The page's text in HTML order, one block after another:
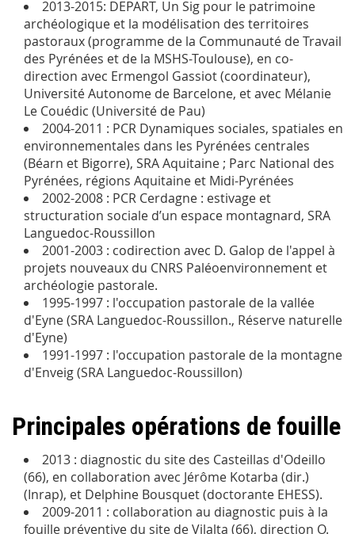
2013-2015: DEPART, Un Sig pour le patrimoine
archéologique et la modélisation des territoires
pastoraux (programme de la Communauté de Travail
des Pyrénées et de la MSHS-Toulouse), en co-
direction avec Ermengol Gassiot (coordinateur),
Université Autonome de Barcelone, et avec Mélanie
Le Couédic (Université de Pau)
2004-2011 : PCR Dynamiques sociales, spatiales en
environnementales dans les Pyrénées centrales
(Béarn et Bigorre), SRA Aquitaine ; Parc National des
Pyrénées, régions Aquitaine et Midi-Pyrénées
2002-2008 : PCR Cerdagne : estivage et
structuration sociale d’un espace montagnard, SRA
Languedoc-Roussillon
2001-2003 : codirection avec D. Galop de l'appel à
projets nouveaux du CNRS Paléoenvironnement et
archéologie pastorale.
1995-1997 : l'occupation pastorale de la vallée
d'Eyne (SRA Languedoc-Roussillon., Réserve naturelle
d'Eyne)
1991-1997 : l'occupation pastorale de la montagne
d'Enveig (SRA Languedoc-Roussillon)
Principales opérations de fouille
2013 : diagnostic du site des Casteillas d'Odeillo
(66), en collaboration avec Jérôme Kotarba (dir.)
(Inrap), et Delphine Bousquet (doctorante EHESS).
2009-2011 : collaboration au diagnostic puis à la
fouille préventive du site de Vilalta (66), direction O.